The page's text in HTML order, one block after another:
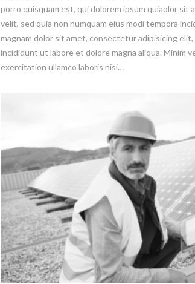
porro quisquam est, qui dolorem ipsum quiaolor sit
velit, sed quia non numquam eius modi tempora
magnam dolor sit amet, consectetur adipisicing
incididunt ut labore et dolore magna aliqua. Minim
exercitation ullamco laboris nisi…